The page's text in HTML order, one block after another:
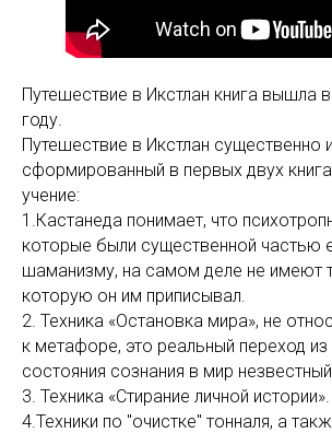
Путешествие в Икстлан книга вышла
году.
Путешествие в Икстлан существенно
сформированный в первых двух
учение:
1.Кастанеда понимает, что
которые были существенной частью
шаманизму, на самом деле не имеют
которую он им приписывал.
2. Техника «Остановка мира», не
к метафоре, это реальный переход
состояния сознания в мир
3. Техника «Стирание личной истории».
4.Техники по "очистке" тонналя, а